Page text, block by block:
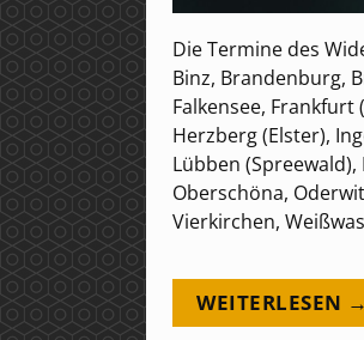
Die Termine des
Binz, Brandenburg,
Falkensee, Frankfurt
Herzberg (Elster),
Lübben
Oberschöna,
Vierkirchen,
WEITERLESEN →